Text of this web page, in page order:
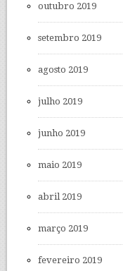
outubro 2019
setembro 2019
agosto 2019
julho 2019
junho 2019
maio 2019
abril 2019
março 2019
fevereiro 2019